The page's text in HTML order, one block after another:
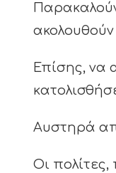
ακολουθούν
Επίσης, να
Αυστηρά
Οι